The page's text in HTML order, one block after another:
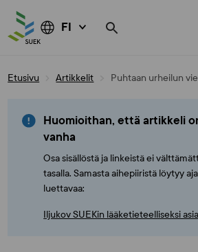
FI
Etusivu Artikkelit Puhtaan urheilun
Huomioithan, että artikkeli
vanha
Osa sisällöstä ja linkeistä ei
tasalla. Samasta aihepiiristä löytyy
luettavaa:
Iljukov SUEKin lääketieteelliseksi